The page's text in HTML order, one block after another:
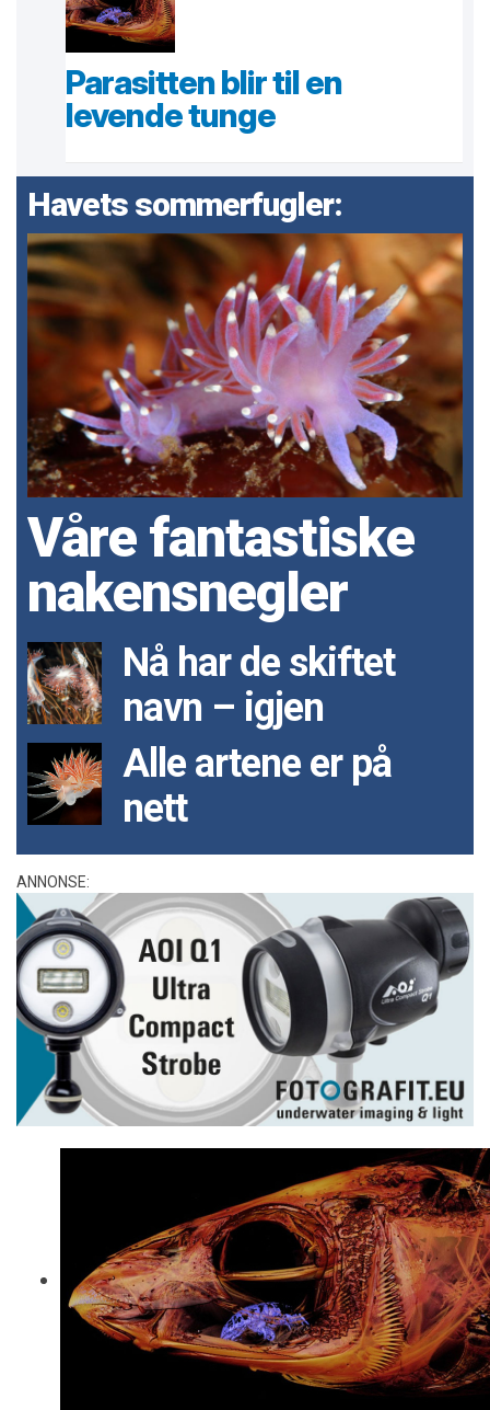
Parasitten blir til en
levende tunge
Havets sommerfugler:
Våre fantastiske
nakensnegler
Nå har de skiftet
navn – igjen
Alle artene er på
nett
ANNONSE: